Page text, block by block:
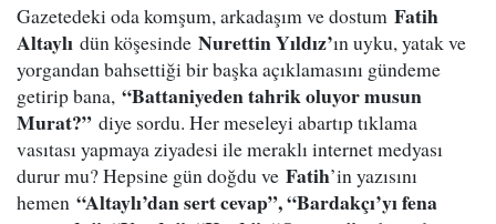
Gazetedeki oda komşum, arkadaşım ve dostum Fatih
Altaylı dün köşesinde Nurettin Yıldız’ın uyku, yatak ve
yorgandan bahsettiği bir başka açıklamasını gündeme
getirip bana, “Battaniyeden tahrik oluyor musun
Murat?” diye sordu. Her meseleyi abartıp tıklama
vasıtası yapmaya ziyadesi ile meraklı internet medyası
durur mu? Hepsine gün doğdu ve Fatih’in yazısını
hemen “Altaylı’dan sert cevap”, “Bardakçı’yı fena